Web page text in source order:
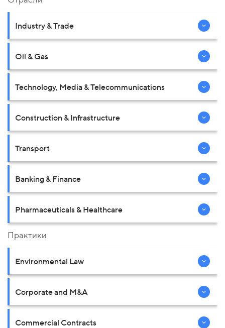
Industry & Trade
Oil & Gas
Technology, Media & Telecommunications
Construction & Infrastructure
Transport
Banking & Finance
Pharmaceuticals & Healthcare
Практики
Environmental Law
Corporate and M&A
Commercial Contracts